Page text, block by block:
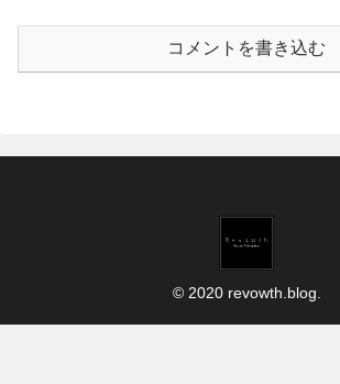
コメントを書き込む
© 2020 revowth.blog.